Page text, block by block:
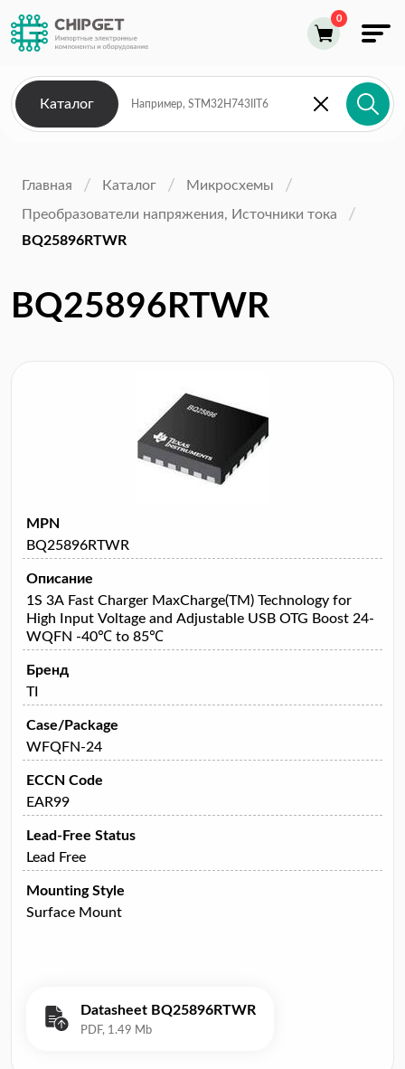
Каталог
Главная Каталог
Микросхемы
Преобразователи напряжения, Источники тока
BQ25896RTWR
BQ25896RTWR
MPN
BQ25896RTWR
Описание
1S 3A Fast Charger MaxCharge(TM) Technology for
High Input Voltage and Adjustable USB OTG Boost 24-
WQFN -40℃ to 85℃
Бренд
TI
Case/Package
WFQFN-24
ECCN Code
EAR99
Lead-Free Status
Lead Free
Mounting Style
Surface Mount
Datasheet BQ25896RTWR